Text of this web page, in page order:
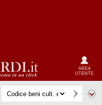
AREA
UTENTE